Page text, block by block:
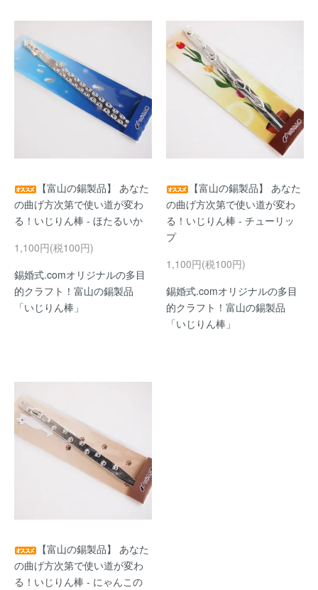
【富山の錫製品】 あなた
の曲げ方次第で使い道が変わ
る！いじりん棒 - ほたるいか
1,100円(税100円)
錫婚式.comオリジナルの多目
的クラフト！富山の錫製品
「いじりん棒」
【富山の錫製品】 あなた
の曲げ方次第で使い道が変わ
る！いじりん棒 - チューリッ
プ
1,100円(税100円)
錫婚式.comオリジナルの多目
的クラフト！富山の錫製品
「いじりん棒」
【富山の錫製品】 あなた
の曲げ方次第で使い道が変わ
る！いじりん棒 - にゃんこの